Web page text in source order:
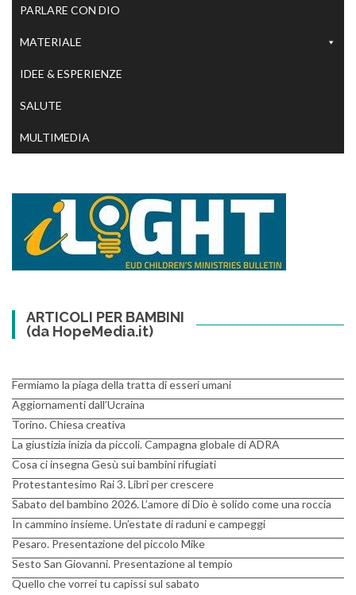
PARLARE CON DIO
MATERIALE
IDEE & ESPERIENZE
SALUTE
MULTIMEDIA
ARTICOLI PER BAMBINI
(da HopeMedia.it)
Fermiamo la piaga della tratta di esseri umani
Aggiornamenti dall’Ucraina
Torino. Chiesa creativa
La giustizia inizia da piccoli. Campagna globale di ADRA
Cosa ci insegna Gesù sui bambini rifugiati
Protestantesimo Rai 3. Libri per crescere
Sabato del bambino 2026. L’amore di Dio è solido come una roccia
In cammino insieme. Un’estate di raduni e campeggi
Pesaro. Presentazione del piccolo Mike
Sesto San Giovanni. Presentazione al tempio
Quello che vorrei tu capissi sul sabato